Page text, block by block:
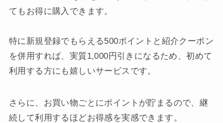
てもお得に購入できます。
特に新規登録でもらえる500ポイントと紹介クーポン
を併用すれば、実質1,000円引きになるため、初めて
利用する方にも嬉しいサービスです。
さらに、お買い物ごとにポイントが貯まるので、継
続して利用するほどお得感を実感できます。